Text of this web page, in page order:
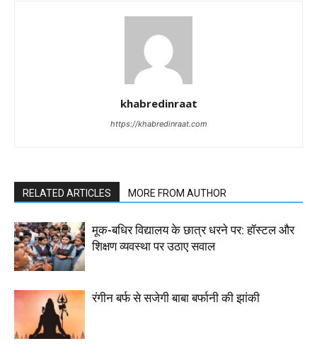
khabredinraat
https://khabredinraat.com
RELATED ARTICLES MORE FROM AUTHOR
मूक-बधिर विद्यालय के छात्र धरने पर: हॉस्टल और
शिक्षण व्यवस्था पर उठाए सवाल
रंगीन बर्फ से सजेगी बाबा बर्फानी की झांकी